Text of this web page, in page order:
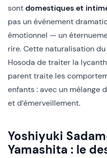
sontdomestiques et
pas un événement
émotionnel — un
rire. Cette naturalisation
Hosoda de traiter la
parent traite les
enfants : avec un mélange
et d’émerveillement.
Yoshiyuki
Yamashita : le